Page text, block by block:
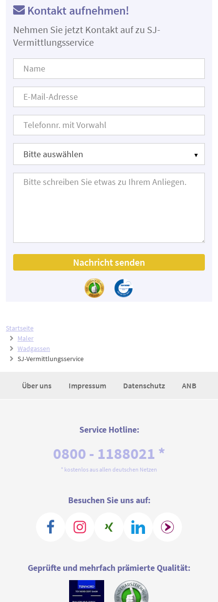
Startseite
Maler
Wadgassen
SJ-Vermittlungsservice
Kontakt aufnehmen!
Nehmen Sie jetzt Kontakt auf zu SJ-
Vermittlungsservice
Nachricht senden
Über uns Impressum Datenschutz ANB
Service Hotline:
0800 - 1188021 *
* kostenlos aus allen deutschen Netzen
Besuchen Sie uns auf:
Geprüfte und mehrfach prämierte Qualität: